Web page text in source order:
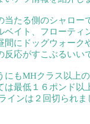
当たる側のシャロー
ベイト、フローティ
間にドッグウォーク
反応がすこぶるいい
にもMHクラス以上
は最低１６ポンド以
インは２回切られま